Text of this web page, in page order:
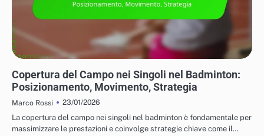
Copertura del Campo nei Singoli nel Badminton:
Posizionamento, Movimento, Strategia
Marco Rossi
23/01/2026
La copertura del campo nei singoli nel badminton è fondamentale per
massimizzare le prestazioni e coinvolge strategie chiave come il…